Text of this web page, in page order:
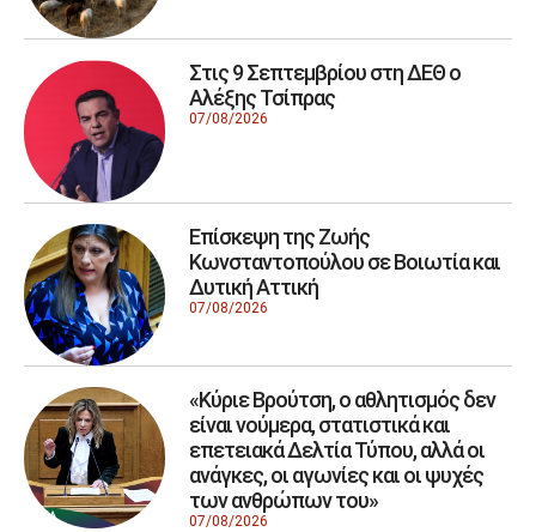
Στις 9 Σεπτεμβρίου στη ΔΕΘ ο
Αλέξης Τσίπρας
07/08/2026
Επίσκεψη της Ζωής
Κωνσταντοπούλου σε Βοιωτία και
Δυτική Αττική
07/08/2026
«Κύριε Βρούτση, ο αθλητισμός δεν
είναι νούμερα, στατιστικά και
επετειακά Δελτία Τύπου, αλλά οι
ανάγκες, οι αγωνίες και οι ψυχές
των ανθρώπων του»
07/08/2026